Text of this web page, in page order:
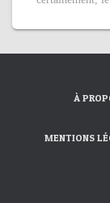
À
MENTIONS